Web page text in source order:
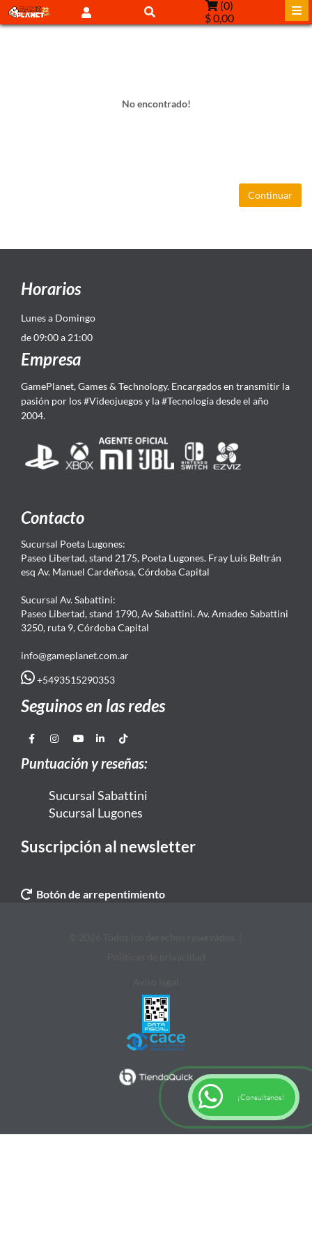
(0)
$ 0,00
No encontrado!
Continuar
Horarios
Lunes a Domingo
de 09:00 a 21:00
Empresa
GamePlanet, Games & Technology. Encargados en transmitir la
pasión por los #Videojuegos y la #Tecnología desde el año
2004.
Contacto
Sucursal Poeta Lugones:
Paseo Libertad, stand 2175, Poeta Lugones. Fray Luis Beltrán
esq Av. Manuel Cardeñosa, Córdoba Capital
Sucursal Av. Sabattini:
Paseo Libertad, stand 1790, Av Sabattini. Av. Amadeo Sabattini
3250, ruta 9, Córdoba Capital
info@gameplanet.com.ar
+5493515290353
Seguinos en las redes
Puntuación y reseñas:
Sucursal Sabattini
Sucursal Lugones
Suscripción al newsletter
Botón de arrepentimiento
¡Consultanos!